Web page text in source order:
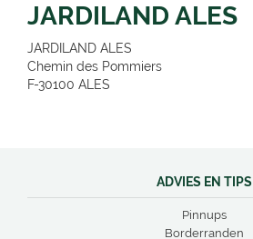
JARDILAND ALES
JARDILAND ALES
Chemin des Pommiers
F-30100 ALES
ADVIES EN TIPS
Pinnups
Borderranden